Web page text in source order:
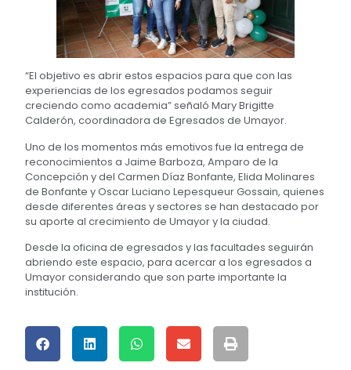
“El objetivo es abrir estos espacios para que con las
experiencias de los egresados podamos seguir
creciendo como academia” señaló Mary Brigitte
Calderón, coordinadora de Egresados de Umayor.
Uno de los momentos más emotivos fue la entrega de
reconocimientos a Jaime Barboza, Amparo de la
Concepción y del Carmen Díaz Bonfante, Elida Molinares
de Bonfante y Oscar Luciano Lepesqueur Gossain, quienes
desde diferentes áreas y sectores se han destacado por
su aporte al crecimiento de Umayor y la ciudad.
Desde la oficina de egresados y las facultades seguirán
abriendo este espacio, para acercar a los egresados a
Umayor considerando que son parte importante la
institución.